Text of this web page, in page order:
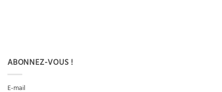
ABONNEZ-VOUS !
E-mail